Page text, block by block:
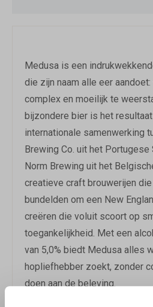
Medusa is een
die zijn naam alle eer
complex en moeilijk te
bijzondere bier is het
internationale samenwerking
Brewing Co. uit het Portugese
Norm Brewing uit het
creatieve craft brouwerijen die
bundelden om een New
creëren die voluit scoort op
toegankelijkheid. Met een
van 5,0% biedt Medusa alles
hopliefhebber zoekt, zonder
doen aan de beleving.